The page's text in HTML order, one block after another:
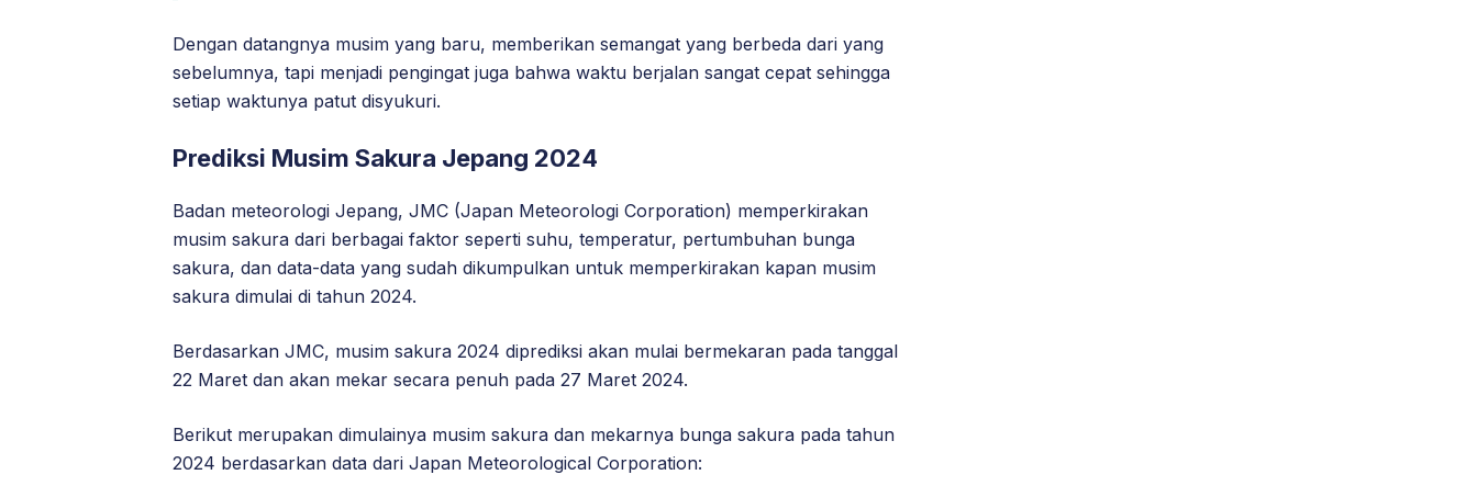
Dengan datangnya musim yang baru, memberikan semangat yang berbeda dari yang
sebelumnya, tapi menjadi pengingat juga bahwa waktu berjalan sangat cepat sehingga
setiap waktunya patut disyukuri.
Prediksi Musim Sakura Jepang 2024
Badan meteorologi Jepang, JMC (Japan Meteorologi Corporation) memperkirakan
musim sakura dari berbagai faktor seperti suhu, temperatur, pertumbuhan bunga
sakura, dan data-data yang sudah dikumpulkan untuk memperkirakan kapan musim
sakura dimulai di tahun 2024.
Berdasarkan JMC, musim sakura 2024 diprediksi akan mulai bermekaran pada tanggal
22 Maret dan akan mekar secara penuh pada 27 Maret 2024.
Berikut merupakan dimulainya musim sakura dan mekarnya bunga sakura pada tahun
2024 berdasarkan data dari Japan Meteorological Corporation: